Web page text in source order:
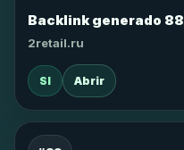
Backlink generado 88
2retail.ru
SI Abrir